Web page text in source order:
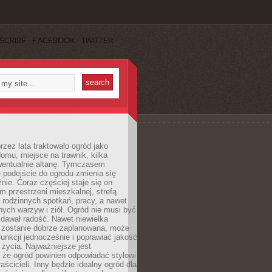
FACEBOOK TWITTER
lata traktowało ogród jako
miejsce na trawnik, kilka
altanę. Tymczasem
podejście do ogrodu zmienia się
Coraz częściej staje się on
przestrzeni mieszkalnej, strefą
spotkań, pracy, a nawet
warzyw i ziół. Ogród nie musi być
radość. Nawet niewielka
dobrze zaplanowana, może
jednocześnie i poprawiać jakość
życia. Najważniejsze jest
ogród powinien odpowiadać stylowi
Inny będzie idealny ogród dla